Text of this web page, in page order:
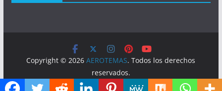
Copyright © 2026AEROTEMAS. Todos los derechos
reservados.
Tema:ColorMag por ThemeGrill. Funciona con WordPress.